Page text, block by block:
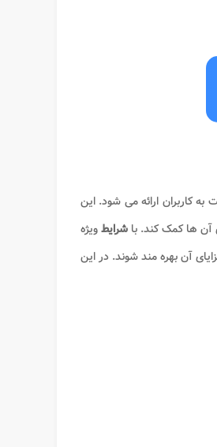
کاربران ارائه می شود. این
آن ها کمک کند. با شرایطویژه
آن بهره مند شوند. در این